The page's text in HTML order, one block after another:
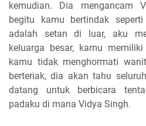
kemudian. Dia mengancam
begitu kamu bertindak
adalah setan di luar, aku
keluarga besar, kamu
kamu tidak menghormati
berteriak, dia akan tahu
datang untuk berbicara
padaku di mana Vidya Singh.